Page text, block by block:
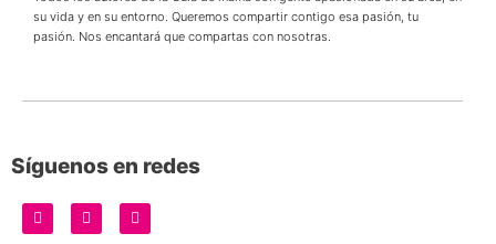
su vida y en su entorno. Queremos compartir contigo esa pasión, tu
pasión. Nos encantará que compartas con nosotras.
Síguenos en redes